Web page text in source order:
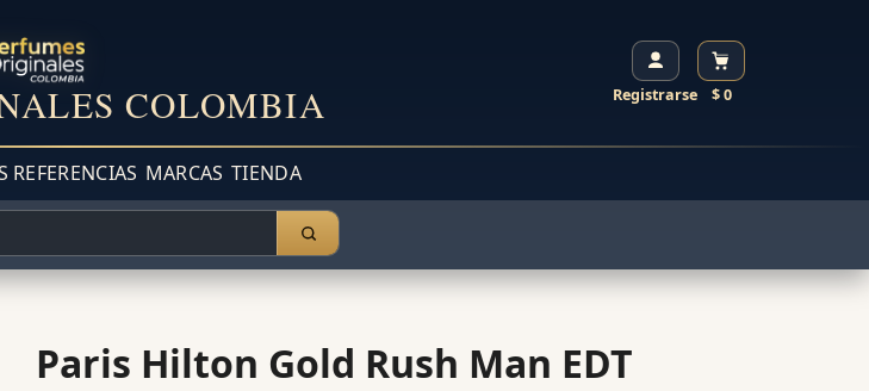
COLOMBIA Registrarse $ 0
REFERENCIAS MARCAS TIENDA
Paris Hilton Gold Rush Man EDT